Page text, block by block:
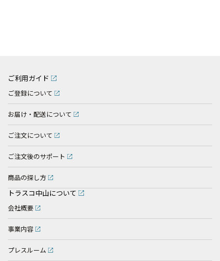
ご利用ガイド
ご登録について
お届け・配送について
ご注文について
ご注文後のサポート
商品の探し方
トラスコ中山について
会社概要
事業内容
プレスルーム